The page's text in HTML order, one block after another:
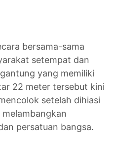
bersama-sama
setempat dan
yang memiliki
22 meter tersebut kini
setelah dihiasi
persatuan bangsa.